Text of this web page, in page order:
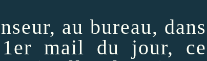
au bureau, dans
mail du jour, ce